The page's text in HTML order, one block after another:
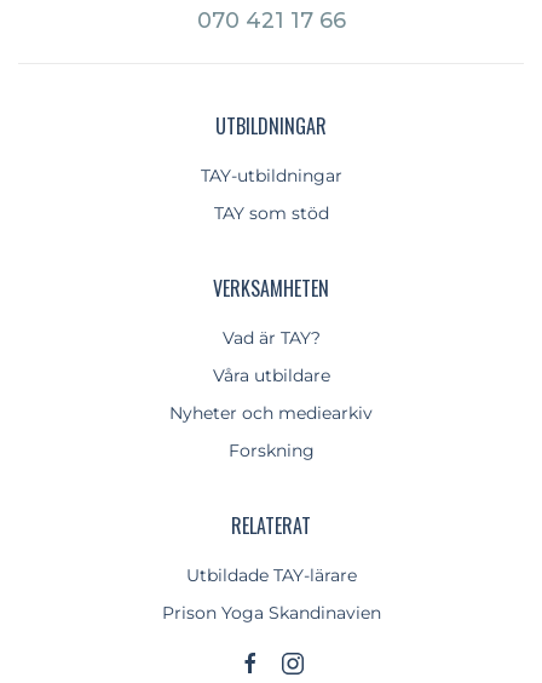
070 421 17 66
UTBILDNINGAR
TAY-utbildningar
TAY som stöd
VERKSAMHETEN
Vad är TAY?
Våra utbildare
Nyheter och mediearkiv
Forskning
RELATERAT
Utbildade TAY-lärare
Prison Yoga Skandinavien